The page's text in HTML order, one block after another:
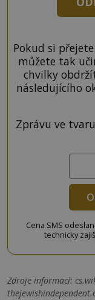
Pokud si
můžete tak
chvilky
následujícího
Zprávu ve
Cena SMS
technicky
Zdroje informací: